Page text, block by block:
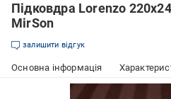
Підковдра Lorenzo
MirSon
залишити відгук
Основна інформація